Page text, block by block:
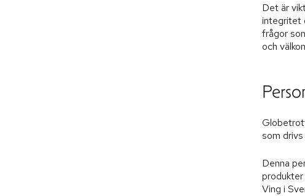
Det är
integritet
frågor
och
som
Denna
Ving i